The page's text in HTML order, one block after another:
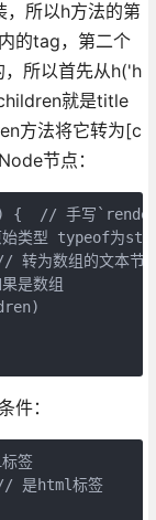
所以h方法的第
的tag，第二个
所以首先从h('h
就是title
方法将它转为[c
节点：
// 手写`render`
类型 typeof为
转为数组的文本节
是数组
件：
签
是html标签